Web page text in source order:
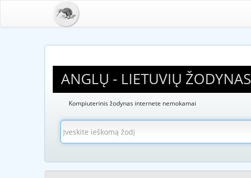
ANGLŲ - LIETUVIŲ ŽODYNAS
Kompiuterinis žodynas internete nemokamai